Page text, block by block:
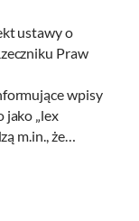
ustawy o
Praw
wpisy
jako „lex
m.in., że…